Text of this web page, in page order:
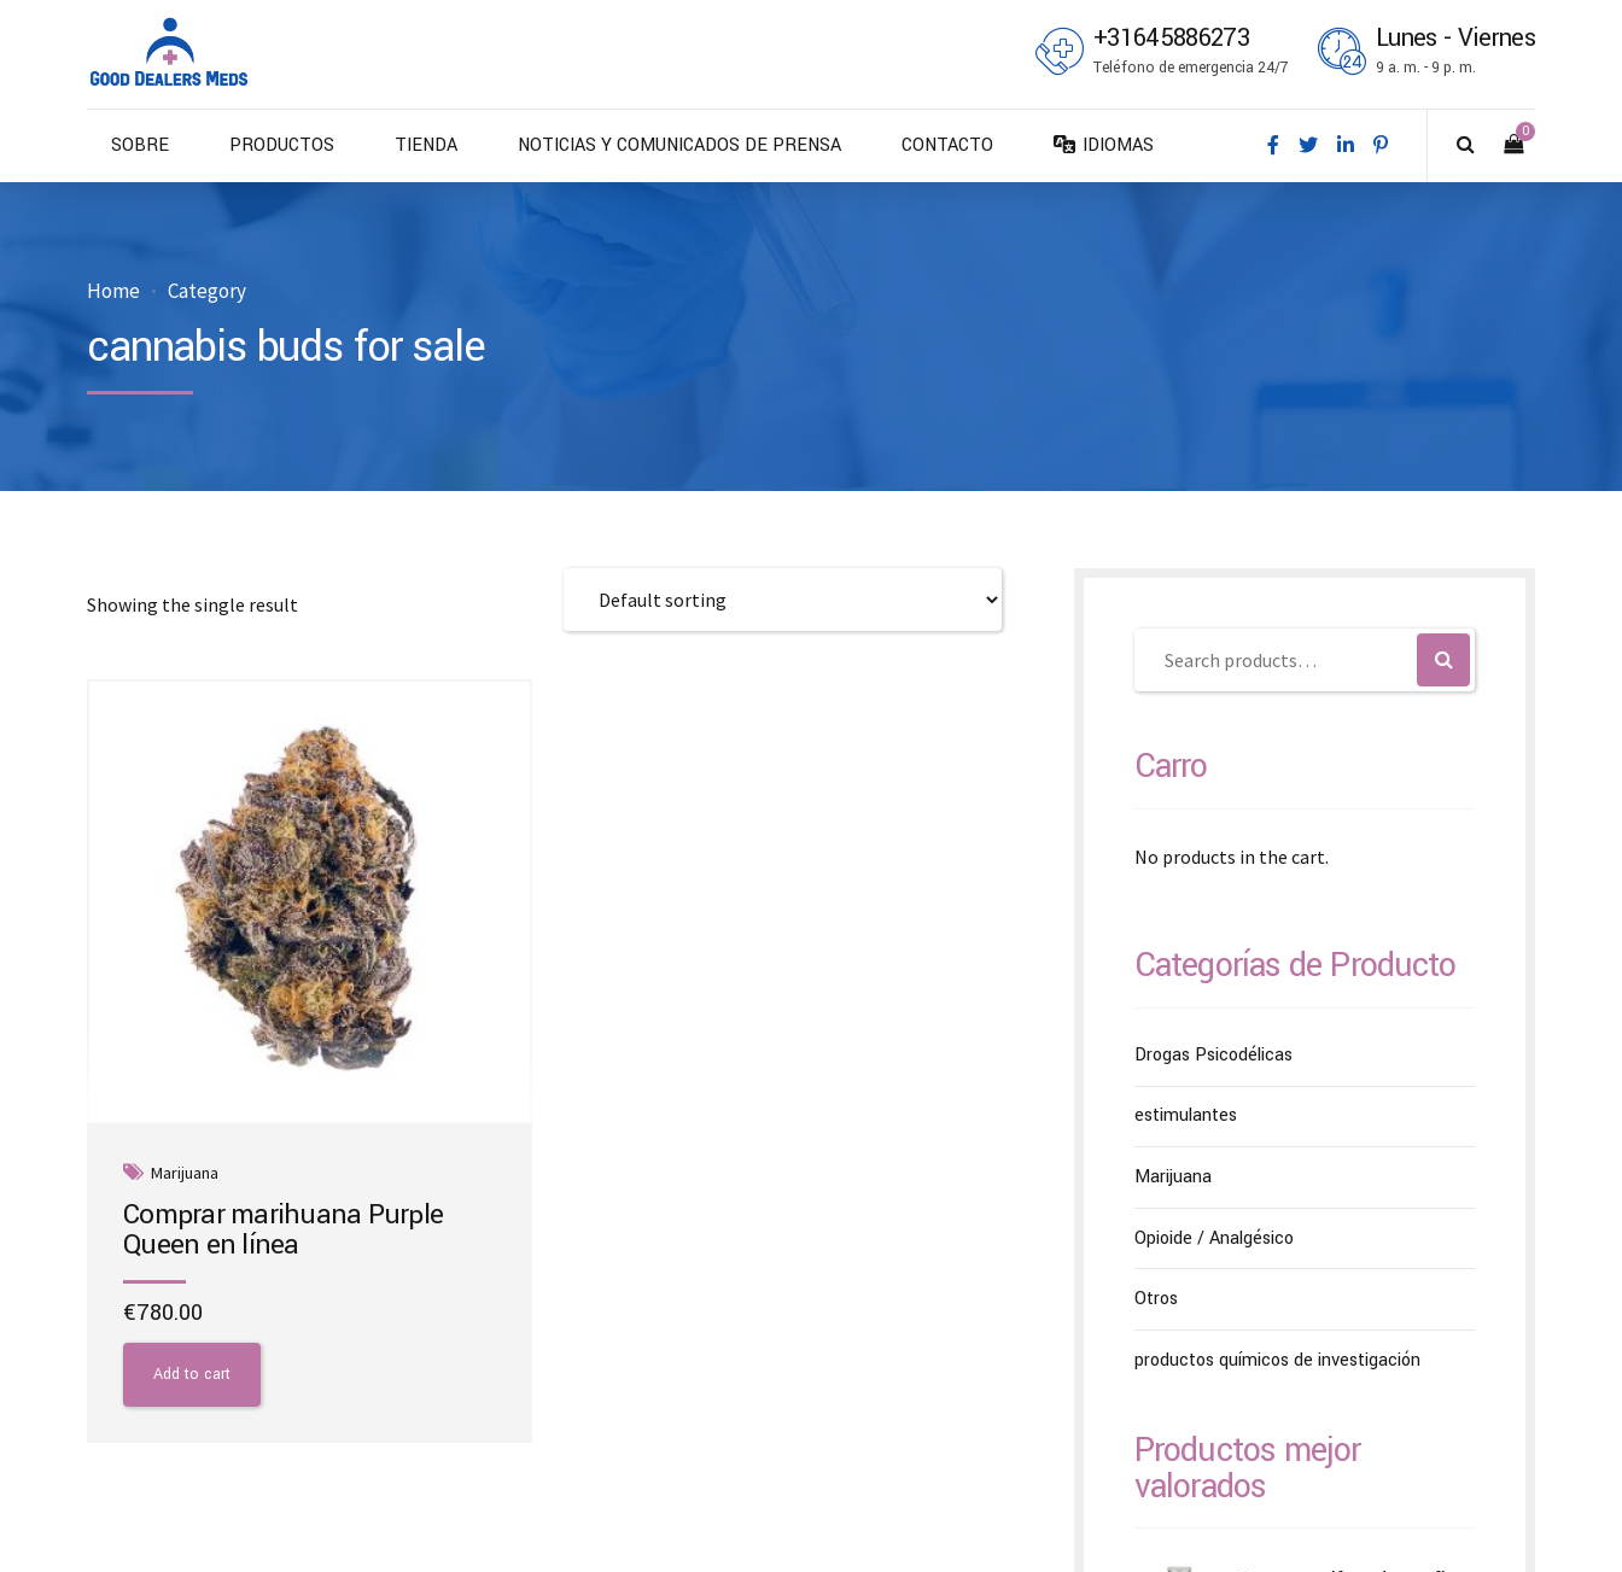
+31645886273
Teléfono de emergencia 24/7
Lunes - Viernes
9 a. m. - 9 p. m.
0
SOBRE PRODUCTOS TIENDA NOTICIAS Y COMUNICADOS DE PRENSA CONTACTO
IDIOMAS
Home Category
cannabis buds for sale
Showing the single result
Marijuana
Comprar marihuana Purple
Queen en línea
€780.00
Add to cart
Carro
No products in the cart.
Categorías de Producto
Drogas Psicodélicas
estimulantes
Marijuana
Opioide / Analgésico
Otros
productos químicos de investigación
Productos mejor
valorados